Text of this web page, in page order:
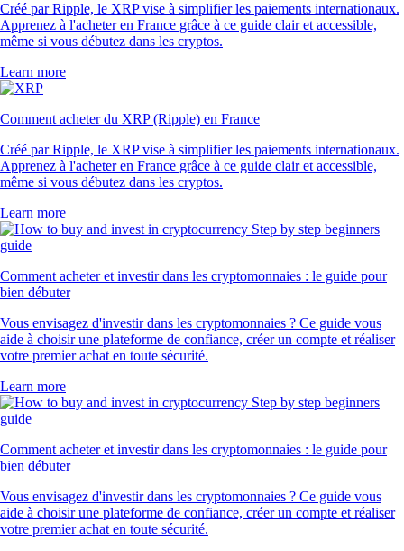
Créé par Ripple, le XRP vise à simplifier les paiements internationaux.
Apprenez à l'acheter en France grâce à ce guide clair et accessible,
même si vous débutez dans les cryptos.
Learn more
Comment acheter du XRP (Ripple) en France
Créé par Ripple, le XRP vise à simplifier les paiements internationaux.
Apprenez à l'acheter en France grâce à ce guide clair et accessible,
même si vous débutez dans les cryptos.
Learn more
Comment acheter et investir dans les cryptomonnaies : le guide pour
bien débuter
Vous envisagez d'investir dans les cryptomonnaies ? Ce guide vous
aide à choisir une plateforme de confiance, créer un compte et réaliser
votre premier achat en toute sécurité.
Learn more
Comment acheter et investir dans les cryptomonnaies : le guide pour
bien débuter
Vous envisagez d'investir dans les cryptomonnaies ? Ce guide vous
aide à choisir une plateforme de confiance, créer un compte et réaliser
votre premier achat en toute sécurité.